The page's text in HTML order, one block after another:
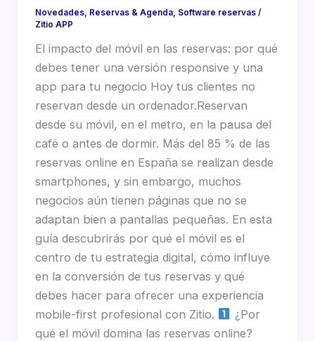
Novedades, Reservas & Agenda, Software reservas/
Zitio APP
El impacto del móvil en las reservas: por qué
debes tener una versión responsive y una
app para tu negocio Hoy tus clientes no
reservan desde un ordenador.Reservan
desde su móvil, en el metro, en la pausa del
café o antes de dormir. Más del 85 % de las
reservas online en España se realizan desde
smartphones, y sin embargo, muchos
negocios aún tienen páginas que no se
adaptan bien a pantallas pequeñas. En esta
guía descubrirás por qué el móvil es el
centro de tu estrategia digital, cómo influye
en la conversión de tus reservas y qué
debes hacer para ofrecer una experiencia
mobile-first profesional con Zitio.
¿Por
qué el móvil domina las reservas online?